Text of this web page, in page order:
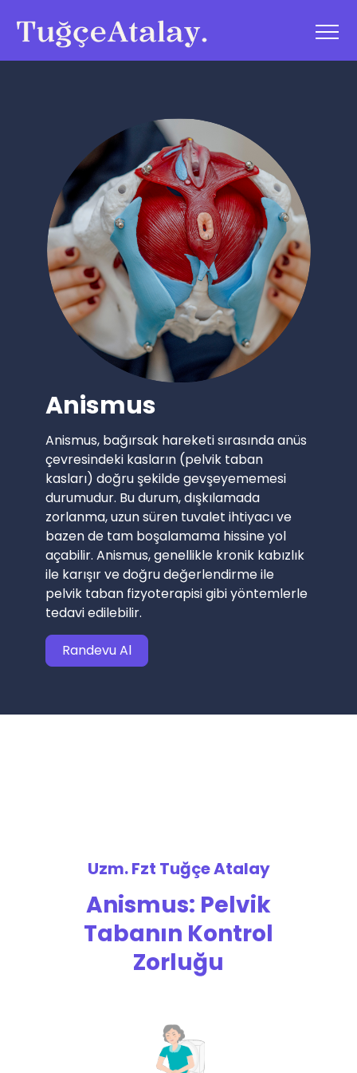
Anismus
Anismus, bağırsak hareketi sırasında anüs
çevresindeki kasların (pelvik taban
kasları) doğru şekilde gevşeyememesi
durumudur. Bu durum, dışkılamada
zorlanma, uzun süren tuvalet ihtiyacı ve
bazen de tam boşalamama hissine yol
açabilir. Anismus, genellikle kronik kabızlık
ile karışır ve doğru değerlendirme ile
pelvik taban fizyoterapisi gibi yöntemlerle
tedavi edilebilir.
Randevu Al
Uzm. Fzt Tuğçe Atalay
Anismus: Pelvik
Tabanın Kontrol
Zorluğu